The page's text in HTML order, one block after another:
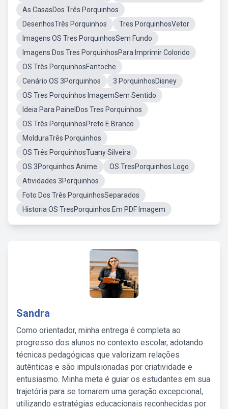
As CasasDos Três Porquinhos
DesenhosTrês Porquinhos
Tres PorquinhosVetor
Imagens OS Tres PorquinhosSem Fundo
Imagens Dos Tres PorquinhosPara Imprimir Colorido
OS Três PorquinhosFantoche
Cenário OS 3Porquinhos
3 PorquinhosDisney
OS Tres Porquinhos ImagemSem Sentido
Ideia Para PainelDos Tres Porquinhos
OS Três PorquinhosPreto E Branco
MolduraTrês Porquinhos
OS Três PorquinhosTuany Silveira
OS 3Porquinhos Anime
OS TresPorquinhos Logo
Atividades 3Porquinhos
Foto Dos Três PorquinhosSeparados
Historia OS TresPorquinhos Em PDF Imagem
Sandra
Como orientador, minha entrega é completa ao
progresso dos alunos no contexto escolar, adotando
técnicas pedagógicas que valorizam relações
autênticas e são impulsionadas por criatividade e
entusiasmo. Minha meta é guiar os estudantes em sua
trajetória para se tornarem uma geração excepcional,
utilizando estratégias educacionais reconhecidas por